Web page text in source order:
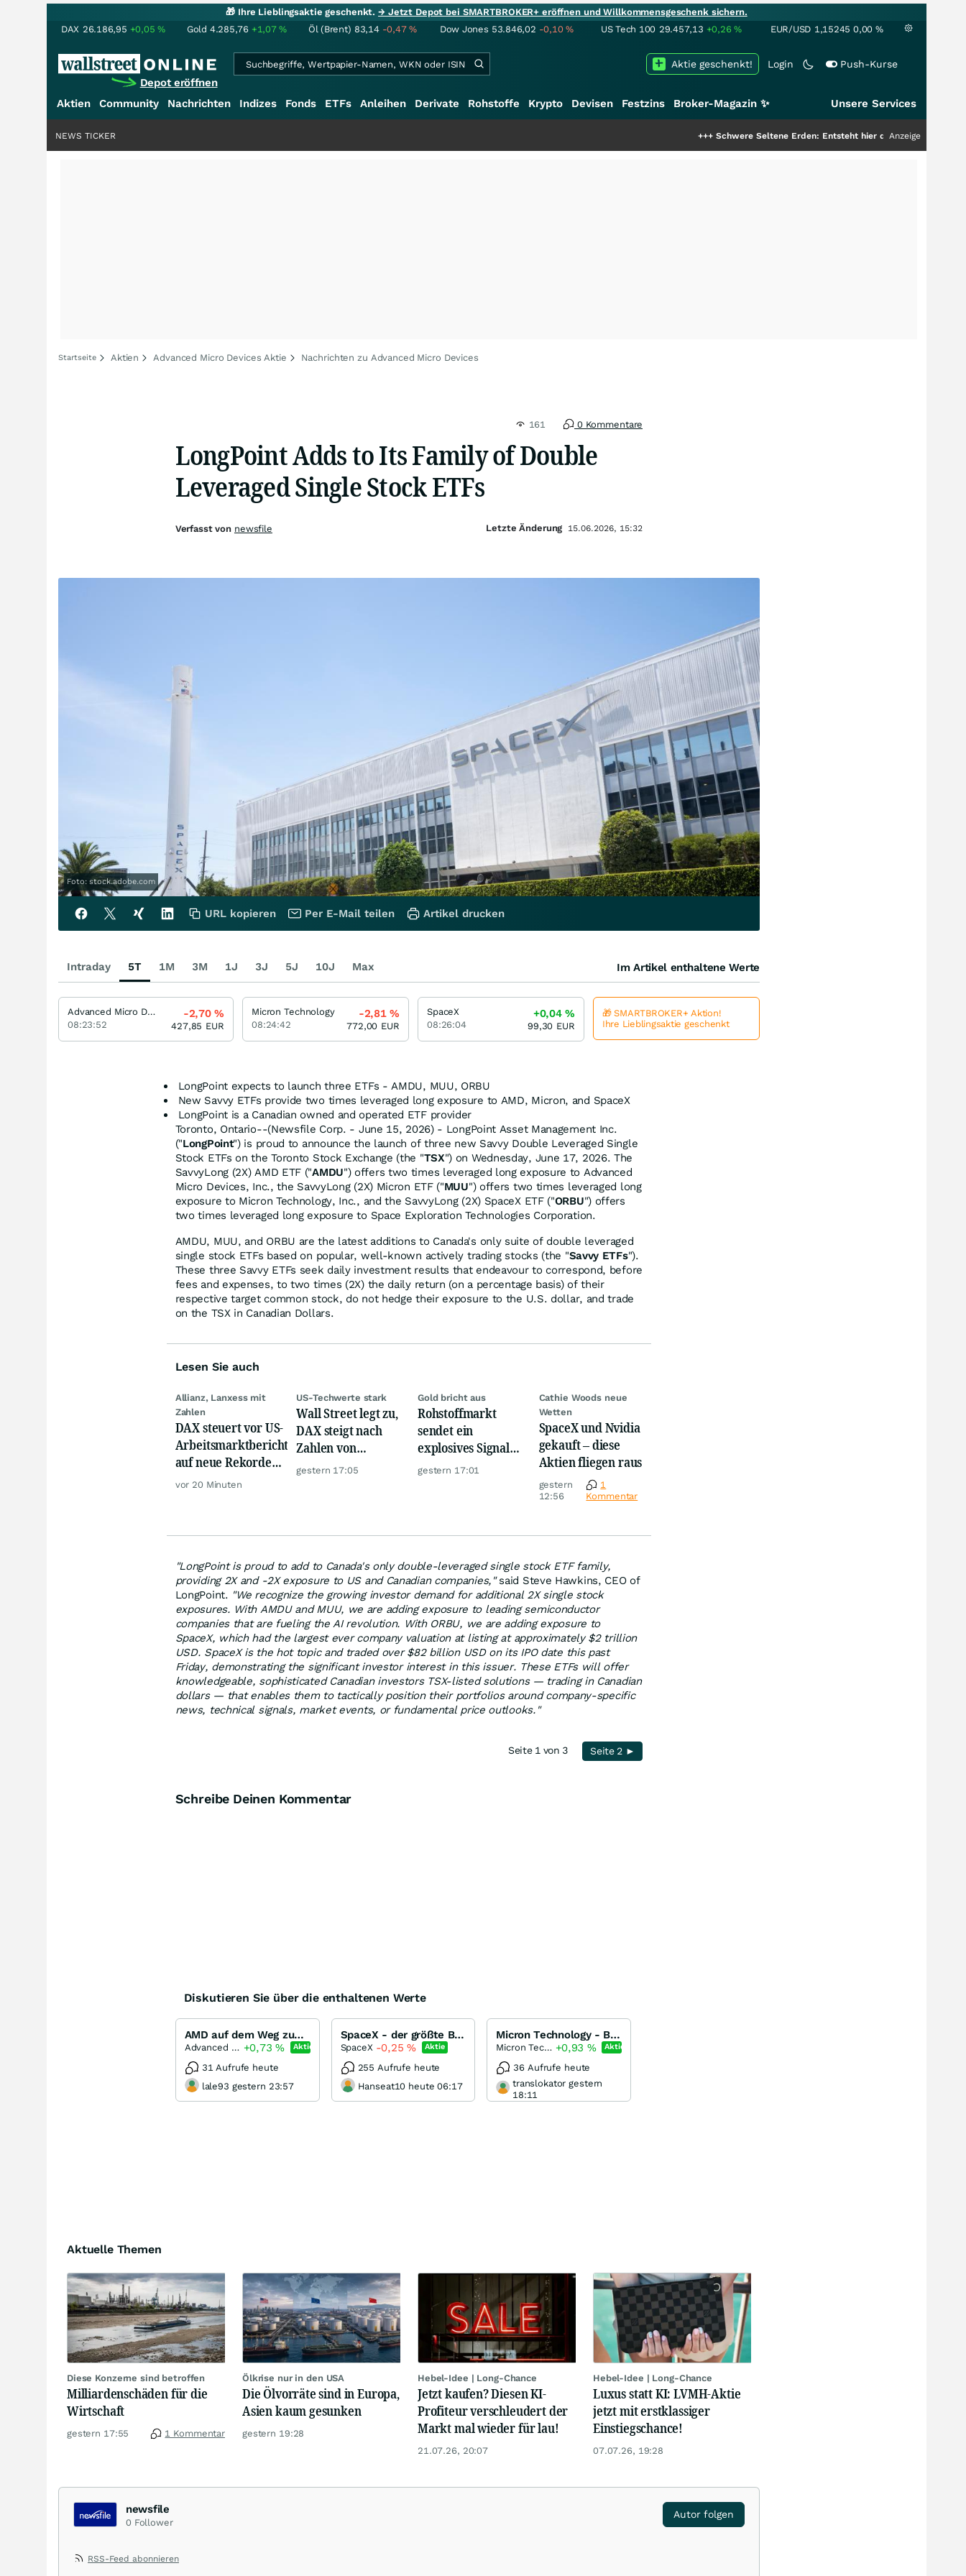
🎁 Ihre Lieblingsaktie geschenkt.→ Jetzt Depot bei SMARTBROKER+ eröffnen und Willkommensgeschenk sichern.
DAX 26.186,95 +0,05% Gold 4.285,76 +1,07% Öl (Brent) 83,14 -0,47% Dow Jones 53.846,02 -0,10% US Tech 100 29.457,13 +0,26% EUR/USD 1,15245 0,00 %
Depot eröffnen
Login Push-Kurse
Aktie geschenkt!
Aktien Community Nachrichten Indizes Fonds ETFs Anleihen Derivate Rohstoffe Krypto Devisen Festzins Broker-Magazin ✨ Unsere Services
Schwere Seltene Erden: Entsteht hier die nächste Milliardenstory?
Anzeige
NEWS TICKER
Startseite Aktien Advanced Micro Devices Aktie Nachrichten zu Advanced Micro Devices
161 0 Kommentare
LongPoint Adds to Its Family of Double
Leveraged Single Stock ETFs
Foto: stock.adobe.com
LongPoint expects to launch three ETFs - AMDU, MUU, ORBU
New Savvy ETFs provide two times leveraged long exposure to AMD, Micron, and SpaceX
LongPoint is a Canadian owned and operated ETF provider
Toronto, Ontario--(Newsfile Corp. - June 15, 2026) - LongPoint Asset Management Inc.
("LongPoint") is proud to announce the launch of three new Savvy Double Leveraged Single
Stock ETFs on the Toronto Stock Exchange (the "TSX") on Wednesday, June 17, 2026. The
SavvyLong (2X) AMD ETF ("AMDU") offers two times leveraged long exposure to Advanced
Micro Devices, Inc., the SavvyLong (2X) Micron ETF ("MUU") offers two times leveraged long
exposure to Micron Technology, Inc., and the SavvyLong (2X) SpaceX ETF ("ORBU") offers
two times leveraged long exposure to Space Exploration Technologies Corporation.
AMDU, MUU, and ORBU are the latest additions to Canada's only suite of double leveraged
single stock ETFs based on popular, well-known actively trading stocks (the "Savvy ETFs").
These three Savvy ETFs seek daily investment results that endeavour to correspond, before
fees and expenses, to two times (2X) the daily return (on a percentage basis) of their
respective target common stock, do not hedge their exposure to the U.S. dollar, and trade
on the TSX in Canadian Dollars.
Lesen Sie auch
Allianz, Lanxess mit
Zahlen
DAX steuert vor US-
Arbeitsmarktbericht
auf neue Rekorde
zu, Öl steigt
vor 20 Minuten
US-Techwerte stark
Wall Street legt zu,
DAX steigt nach
Zahlen von
Telekom, Henkel
gestern 17:05
Gold bricht aus
Rohstoffmarkt
sendet ein
explosives Signal:
China kauft Gold
gestern 17:01
Cathie Woods neue
Wetten
SpaceX und Nvidia
gekauft – diese
Aktien fliegen raus
gestern
12:56
1
Kommentar
"LongPoint is proud to add to Canada's only double-leveraged single stock ETF family,
providing 2X and -2X exposure to US and Canadian companies,"said Steve Hawkins, CEO of
LongPoint. "We recognize the growing investor demand for additional 2X single stock
exposures. With AMDU and MUU, we are adding exposure to leading semiconductor
companies that are fueling the AI revolution. With ORBU, we are adding exposure to
SpaceX, which had the largest ever company valuation at listing at approximately $2 trillion
USD. SpaceX is the hot topic and traded over $82 billion USD on its IPO date this past
Friday, demonstrating the significant investor interest in this issuer. These ETFs will offer
knowledgeable, sophisticated Canadian investors TSX-listed solutions — trading in Canadian
dollars — that enables them to tactically position their portfolios around company-specific
news, technical signals, market events, or fundamental price outlooks."
Seite 1 von 3 Seite 2 ►
Schreibe Deinen Kommentar
Diskutieren Sie über die enthaltenen Werte
AMD auf dem Weg zum Earnings-Crossover mit Intel
Advanced Micro Devices +0,73 % Aktie
31 Aufrufe heute
lale93 gestern 23:57
SpaceX - der größte Börsengang der Welt
SpaceX -0,25 % Aktie
255 Aufrufe heute
Hanseat10 heute 06:17
Micron Technology - Boden gefunden?
Micron Technology +0,93 % Aktie
36 Aufrufe heute
translokator gestern
18:11
Aktuelle Themen
Diese Konzerne sind betroffen
Milliardenschäden für die
Wirtschaft
gestern 17:55 1 Kommentar
Ölkrise nur in den USA
Die Ölvorräte sind in Europa,
Asien kaum gesunken
gestern 19:28
Hebel-Idee | Long-Chance
Jetzt kaufen? Diesen KI-
Profiteur verschleudert der
Markt mal wieder für lau!
21.07.26, 20:07
Hebel-Idee | Long-Chance
Luxus statt KI: LVMH-Aktie
jetzt mit erstklassiger
Einstiegschance!
07.07.26, 19:28
newsfile
0 Follower
Autor folgen
RSS-Feed abonnieren
Verfasst von newsfile Letzte Änderung 15.06.2026, 15:32
URL kopieren Per E-Mail teilen Artikel drucken
Intraday 5T 1M 3M 1J 3J 5J 10J Max Im Artikel enthaltene Werte
Advanced Micro Devices
08:23:52
-2,70%
427,85 EUR
Micron Technology
08:24:42
-2,81%
772,00 EUR
SpaceX
08:26:04
+0,04%
99,30 EUR
🎁 SMARTBROKER+ Aktion!
Ihre Lieblingsaktie geschenkt